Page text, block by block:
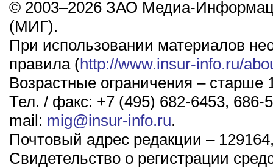
© 2003–2026 ЗАО Медиа-
(МИГ).
При использовании материалов
правила (http://www.insur-info.ru/
Возрастные ограничения – старше
Тел. / факс: +7 (495) 682-6453, 686-
mail: mig@insur-info.ru.
Почтовый адрес редакции –
Свидетельство о регистрации